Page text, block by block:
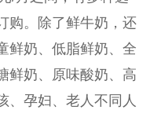
购。除了鲜牛奶，还
鲜奶、低脂鲜奶、全
鲜奶、原味酸奶、高
、孕妇、老人不同人